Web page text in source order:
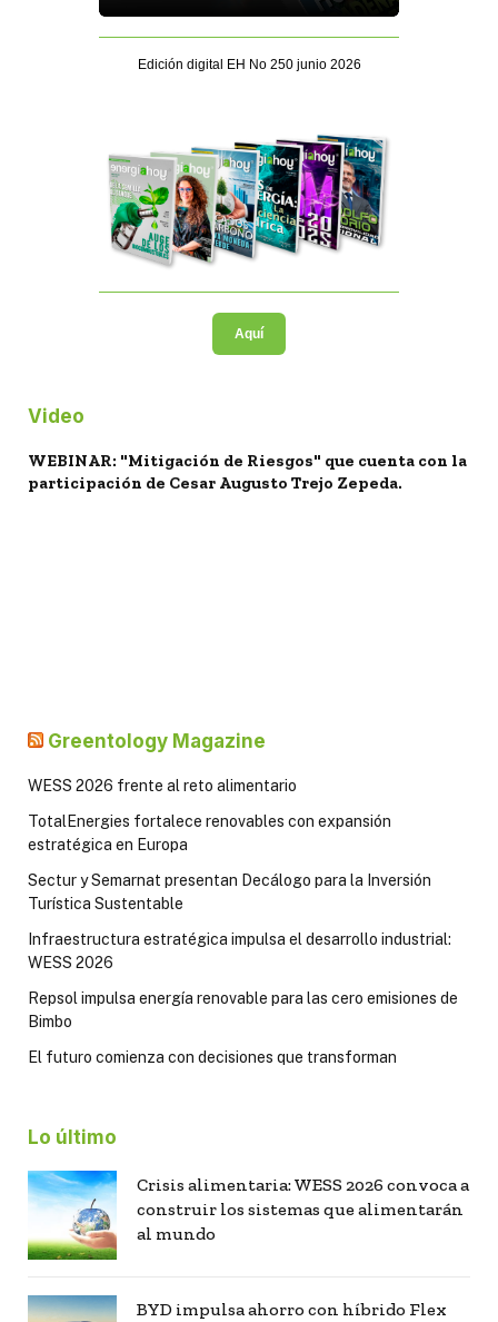
Edición digital EH No 250 junio 2026
Aquí
Video
WEBINAR: "Mitigación de Riesgos" que cuenta con la
participación de Cesar Augusto Trejo Zepeda.
Greentology Magazine
WESS 2026 frente al reto alimentario
TotalEnergies fortalece renovables con expansión
estratégica en Europa
Sectur y Semarnat presentan Decálogo para la Inversión
Turística Sustentable
Infraestructura estratégica impulsa el desarrollo industrial:
WESS 2026
Repsol impulsa energía renovable para las cero emisiones de
Bimbo
El futuro comienza con decisiones que transforman
Lo último
Crisis alimentaria: WESS 2026 convoca a
construir los sistemas que alimentarán
al mundo
BYD impulsa ahorro con híbrido Flex